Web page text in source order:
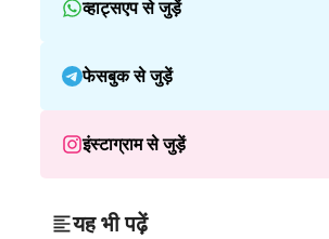
व्हाट्सएप से जुड़ें
फेसबुक से जुड़ें
इंस्टाग्राम से जुड़ें
यह भी पढ़ें